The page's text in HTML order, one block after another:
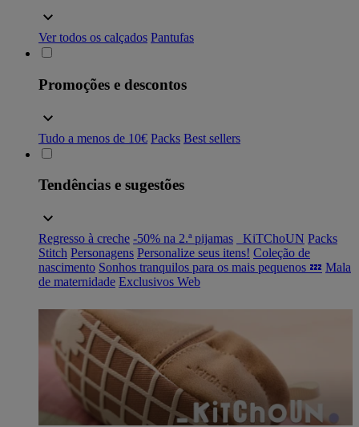
Ver todos os calçados Pantufas
Promoções e descontos
Tudo a menos de 10€ Packs Best sellers
Tendências e sugestões
Regresso à creche -50% na 2.ª pijamas _KiTChoUN Packs
Stitch Personagens Personalize seus itens! Coleção de
nascimento Sonhos tranquilos para os mais pequenos 💤 Mala
de maternidade Exclusivos Web